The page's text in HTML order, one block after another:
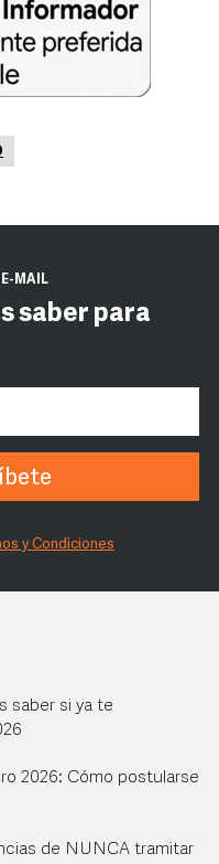
E-MAIL
saber para
y Condiciones
saber si ya te
2026: Cómo postularse
de NUNCA tramitar